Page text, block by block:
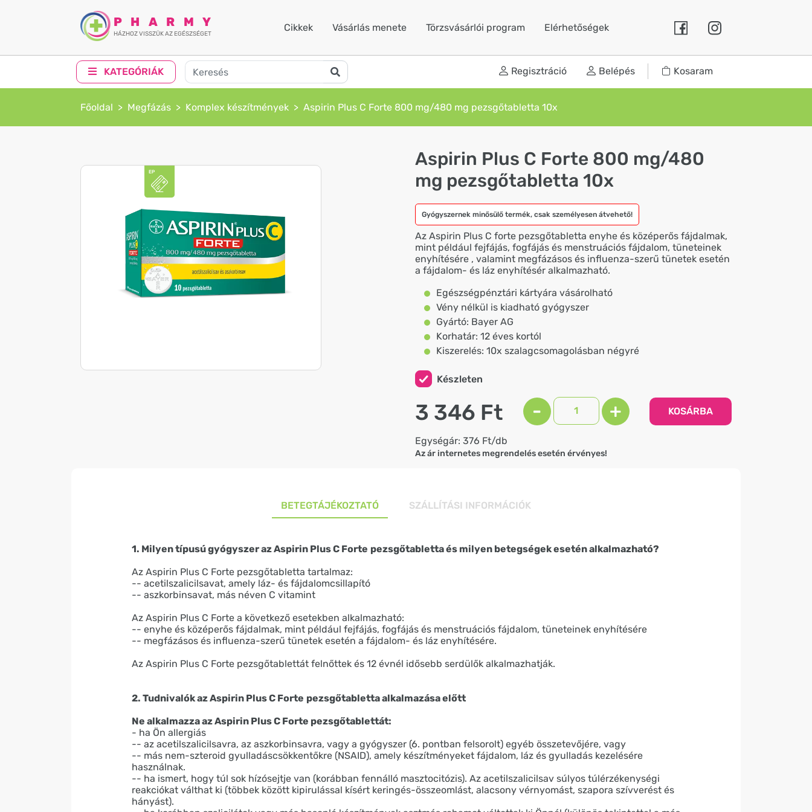
PHARMY
HÁZHOZ VISSZÜK AZ EGÉSZSÉGET
Cikkek Vásárlás menete Törzsvásárlói program Elérhetőségek
KATEGÓRIÁK Regisztráció Belépés Kosaram
Főoldal Megfázás Komplex készítmények Aspirin Plus C Forte 800 mg/480 mg pezsgőtabletta 10x
Aspirin Plus C Forte 800 mg/480
mg pezsgőtabletta 10x
Gyógyszernek minősülő termék, csak személyesen átvehető!
Az Aspirin Plus C forte pezsgőtabletta enyhe és középerős fájdalmak,
mint például fejfájás, fogfájás és menstruációs fájdalom, tüneteinek
enyhítésére , valamint megfázásos és influenza-szerű tünetek esetén
a fájdalom- és láz enyhítésér alkalmazható.
Egészségpénztári kártyára vásárolható
Vény nélkül is kiadható gyógyszer
Gyártó: Bayer AG
Korhatár: 12 éves kortól
Kiszerelés: 10x szalagcsomagolásban négyré
Készleten
3 346 Ft - + KOSÁRBA
Egységár: 376 Ft/db
Az ár internetes megrendelés esetén érvényes!
BETEGTÁJÉKOZTATÓ SZÁLLÍTÁSI INFORMÁCIÓK
1. Milyen típusú gyógyszer az Aspirin Plus C Forte pezsgőtabletta és milyen betegségek esetén alkalmazható?
Az Aspirin Plus C Forte pezsgőtabletta tartalmaz:
-- acetilszalicilsavat, amely láz- és fájdalomcsillapító
-- aszkorbinsavat, más néven C vitamint
Az Aspirin Plus C Forte a következő esetekben alkalmazható:
-- enyhe és középerős fájdalmak, mint például fejfájás, fogfájás és menstruációs fájdalom, tüneteinek enyhítésére
-- megfázásos és influenza-szerű tünetek esetén a fájdalom- és láz enyhítésére.
Az Aspirin Plus C Forte pezsgőtablettát felnőttek és 12 évnél idősebb serdülők alkalmazhatják.
2. Tudnivalók az Aspirin Plus C Forte pezsgőtabletta alkalmazása előtt
Ne alkalmazza az Aspirin Plus C Forte pezsgőtablettát:
- ha Ön allergiás
-- az acetilszalicilsavra, az aszkorbinsavra, vagy a gyógyszer (6. pontban felsorolt) egyéb összetevőjére, vagy
-- más nem-szteroid gyulladáscsökkentőkre (NSAID), amely készítményeket fájdalom, láz és gyulladás kezelésére
használnak.
-- ha ismert, hogy túl sok hízósejtje van (korábban fennálló masztocitózis). Az acetilszalicilsav súlyos túlérzékenységi
reakciókat válthat ki (többek között kipirulással kísért keringés-összeomlást, alacsony vérnyomást, szapora szívverést és
hányást).